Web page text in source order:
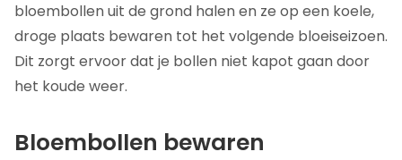
bloembollen uit de grond halen en ze op een koele,
droge plaats bewaren tot het volgende bloeiseizoen.
Dit zorgt ervoor dat je bollen niet kapot gaan door
het koude weer.
Bloembollen bewaren